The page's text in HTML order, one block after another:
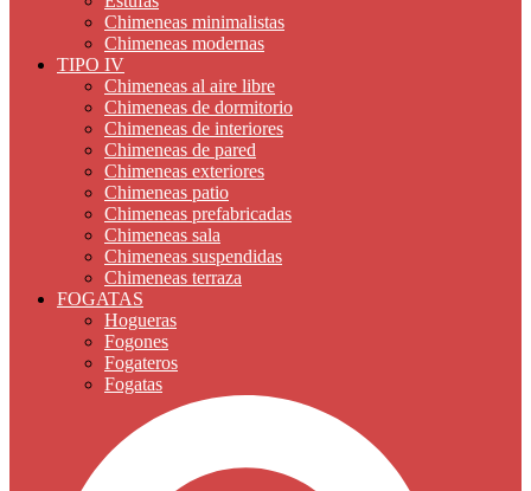
Chimeneas minimalistas
Chimeneas modernas
TIPO IV
Chimeneas al aire libre
Chimeneas de dormitorio
Chimeneas de interiores
Chimeneas de pared
Chimeneas exteriores
Chimeneas patio
Chimeneas prefabricadas
Chimeneas sala
Chimeneas suspendidas
Chimeneas terraza
FOGATAS
Hogueras
Fogones
Fogateros
Fogatas